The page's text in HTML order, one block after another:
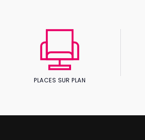
de blues, de jazz, de soul
PLACES SUR PLAN